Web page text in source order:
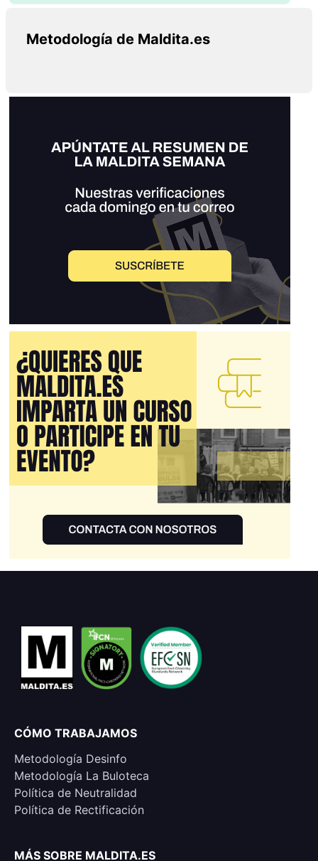
Metodología de Maldita.es
CÓMO TRABAJAMOS
Metodología Desinfo
Metodología La Buloteca
Política de Neutralidad
Política de Rectificación
MÁS SOBRE MALDITA.ES